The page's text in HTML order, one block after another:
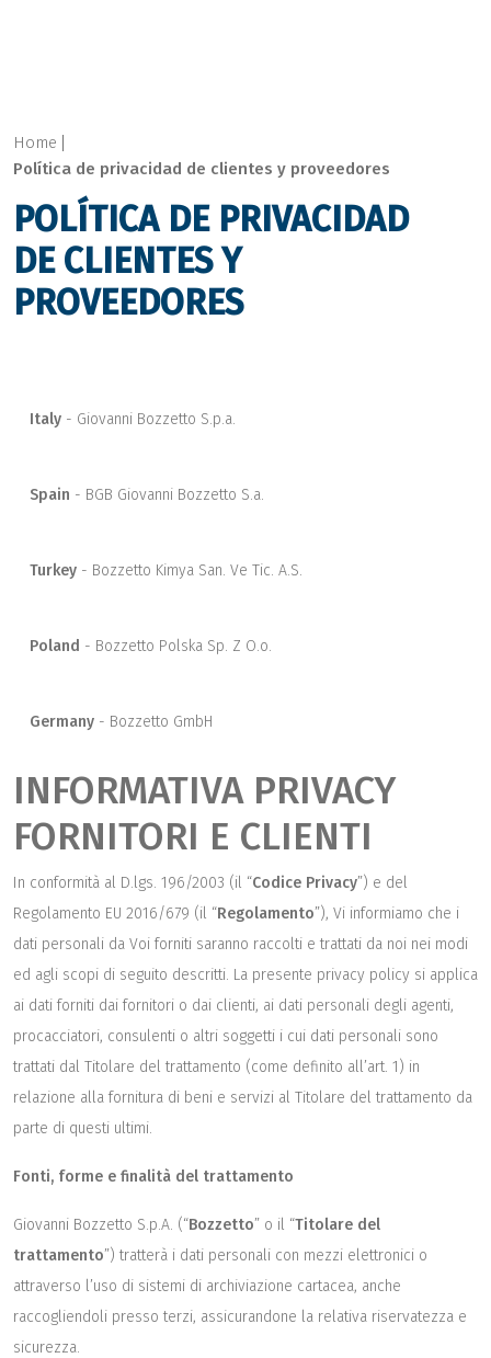
Home
Política de privacidad de clientes y proveedores
POLÍTICA DE PRIVACIDAD
DE CLIENTES Y
PROVEEDORES
Italy Giovanni Bozzetto S.p.a.
Spain BGB Giovanni Bozzetto S.a.
Turkey Bozzetto Kimya San. Ve Tic. A.S.
Poland Bozzetto Polska Sp. Z O.o.
Germany Bozzetto GmbH
INFORMATIVA PRIVACY
FORNITORI E CLIENTI
In conformità al D.lgs. 196/2003 (il “Codice Privacy”) e del
Regolamento EU 2016/679 (il “Regolamento”), Vi informiamo che i
dati personali da Voi forniti saranno raccolti e trattati da noi nei modi
ed agli scopi di seguito descritti. La presente privacy policy si applica
ai dati forniti dai fornitori o dai clienti, ai dati personali degli agenti,
procacciatori, consulenti o altri soggetti i cui dati personali sono
trattati dal Titolare del trattamento (come definito all’art. 1) in
relazione alla fornitura di beni e servizi al Titolare del trattamento da
parte di questi ultimi.
Fonti, forme e finalità del trattamento
Giovanni Bozzetto S.p.A. (“Bozzetto” o il “Titolare del
trattamento”) tratterà i dati personali con mezzi elettronici o
attraverso l’uso di sistemi di archiviazione cartacea, anche
raccogliendoli presso terzi, assicurandone la relativa riservatezza e
sicurezza.